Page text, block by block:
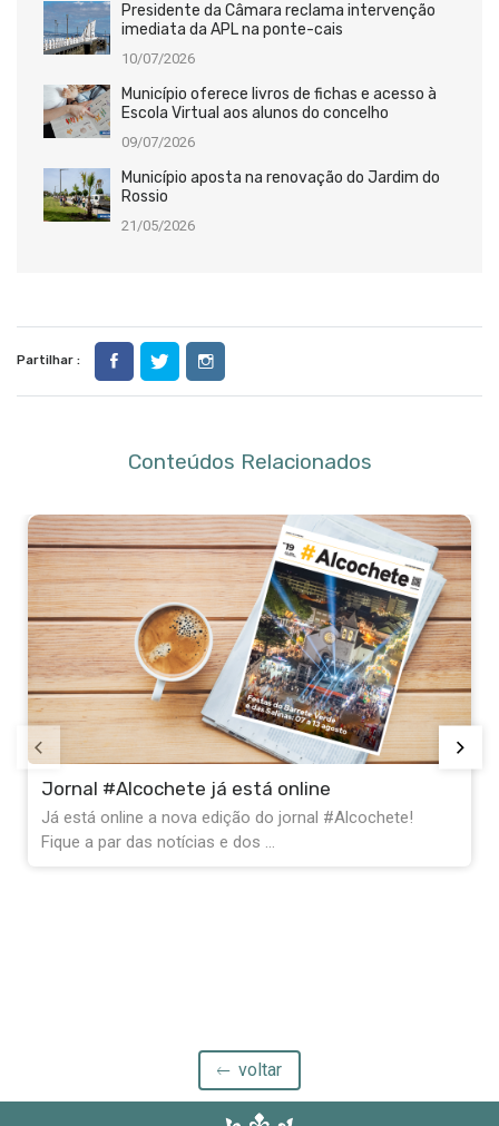
Presidente da Câmara reclama intervenção
imediata da APL na ponte-cais
10/07/2026
Município oferece livros de fichas e acesso à
Escola Virtual aos alunos do concelho
09/07/2026
Município aposta na renovação do Jardim do
Rossio
21/05/2026
Partilhar :
Conteúdos Relacionados
Festas do Barrete Verde: Liberte os corredores
de emergência
voltar